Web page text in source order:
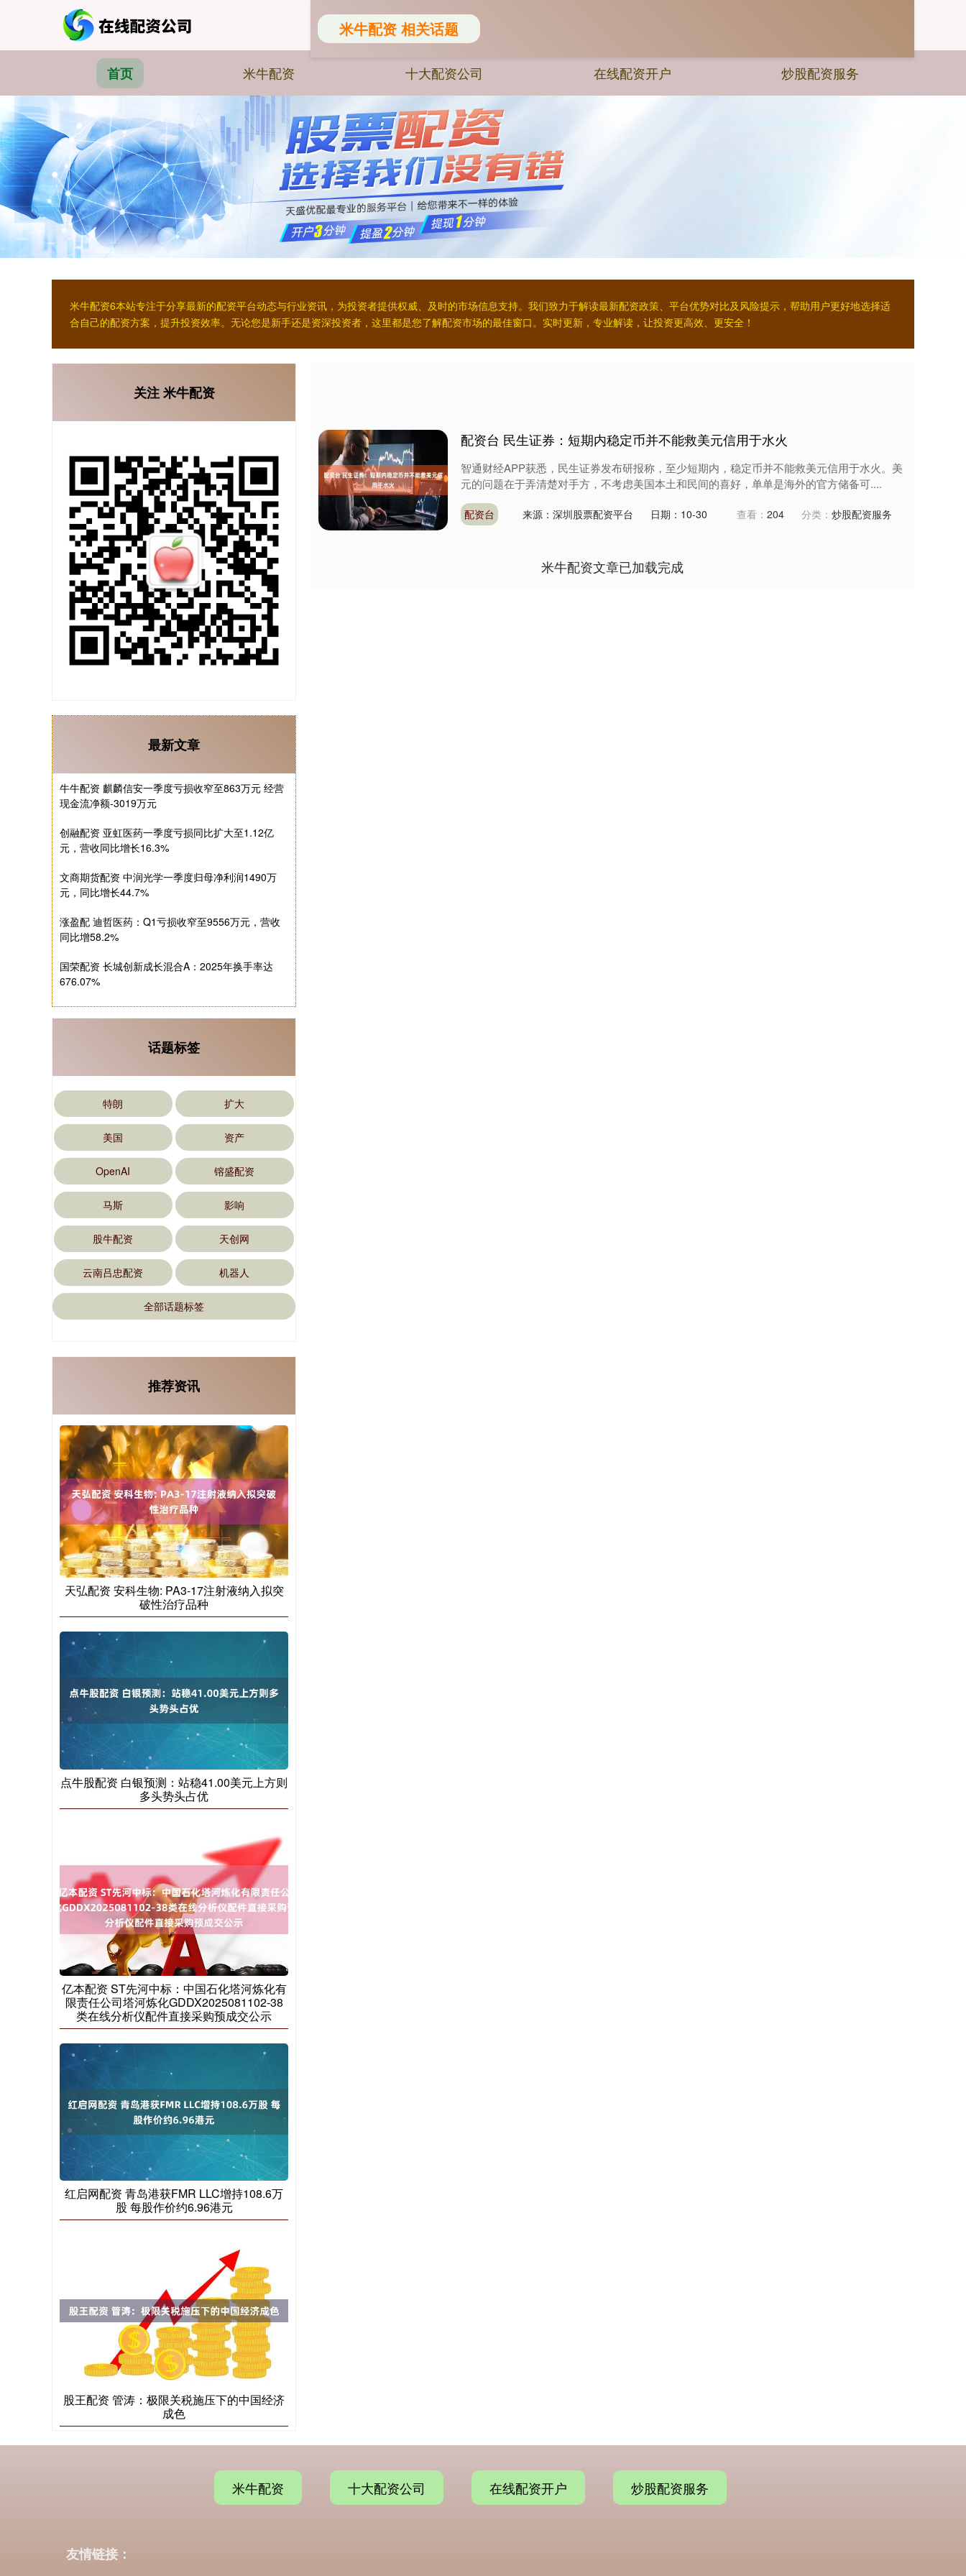
首页 米牛配资 十大配资公司 在线配资开户 炒股配资服务
米牛配资6本站专注于分享最新的配资平台动态与行业资讯，为投资者提供权威、及时的市场信息支持。我们致力于解读最新配资政策、平台优势对比及风险提示，帮助用户更好地选择适
合自己的配资方案，提升投资效率。无论您是新手还是资深投资者，这里都是您了解配资市场的最佳窗口。实时更新，专业解读，让投资更高效、更安全！
米牛配资 相关话题
配资台 民生证券：短期内稳定币并不能救美元信用于水火
智通财经APP获悉，民生证券发布研报称，至少短期内，稳定币并不能救美元信用于水火。美
元的问题在于弄清楚对手方，不考虑美国本土和民间的喜好，单单是海外的官方储备可....
配资台 来源：深圳股票配资平台 日期：10-30 查看： 204 分类： 炒股配资服务
米牛配资文章已加载完成
关注 米牛配资
最新文章
牛牛配资 麒麟信安一季度亏损收窄至863万元 经营
现金流净额-3019万元
创融配资 亚虹医药一季度亏损同比扩大至1.12亿
元，营收同比增长16.3%
文商期货配资 中润光学一季度归母净利润1490万
元，同比增长44.7%
涨盈配 迪哲医药：Q1亏损收窄至9556万元，营收
同比增58.2%
国荣配资 长城创新成长混合A：2025年换手率达
676.07%
话题标签
特朗 扩大
美国 资产
OpenAI 镕盛配资
马斯 影响
股牛配资 天创网
云南吕忠配资 机器人
全部话题标签
推荐资讯
天弘配资 安科生物: PA3-17注射液纳入拟突
破性治疗品种
点牛股配资 白银预测：站稳41.00美元上方则
多头势头占优
亿本配资 ST先河中标：中国石化塔河炼化有
限责任公司塔河炼化GDDX2025081102-38
类在线分析仪配件直接采购预成交公示
红启网配资 青岛港获FMR LLC增持108.6万
股 每股作价约6.96港元
股王配资 管涛：极限关税施压下的中国经济
成色
米牛配资 十大配资公司 在线配资开户 炒股配资服务
友情链接：